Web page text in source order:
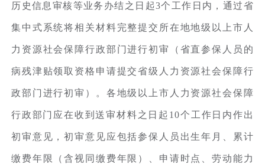
历史信息审核等业务办结之日起3个工作日内，通过省
集中式系统将相关材料完整提交所在地地级以上市人
力资源社会保障行政部门进行初审（省直参保人员的
病残津贴领取资格申请提交省级人力资源社会保障行
政部门进行初审）。各地级以上市人力资源社会保障
行政部门应在收到送审材料之日起10个工作日内作出
初审意见，初审意见应包括参保人员出生年月、累计
缴费年限（含视同缴费年限）、申请时点、劳动能力